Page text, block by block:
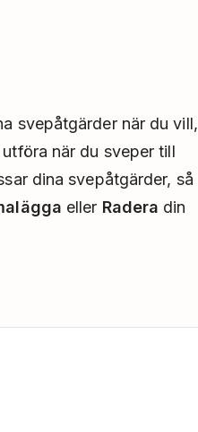
svepåtgärder när du vill,
när du sveper till
dina svepåtgärder, så
eller Radera din